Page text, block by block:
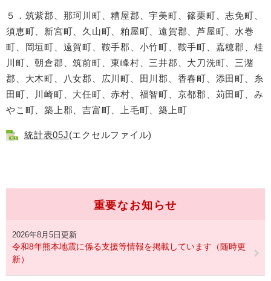
５．筑紫郡、那珂川町、糟屋郡、宇美町、篠栗町、志免町、
須恵町、新宮町、久山町、粕屋町、遠賀郡、芦屋町、水巻
町、岡垣町、遠賀町、鞍手郡、小竹町、鞍手町、嘉穂郡、桂
川町、朝倉郡、筑前町、東峰村、三井郡、大刀洗町、三潴
郡、大木町、八女郡、広川町、田川郡、香春町、添田町、糸
田町、川崎町、大任町、赤村、福智町、京都郡、苅田町、み
やこ町、築上郡、吉富町、上毛町、築上町
統計表05J(エクセルファイル)
重要なお知らせ
2026年8月5日更新
令和8年熊本地震に係る支援等情報を掲載しています（随時更
新）